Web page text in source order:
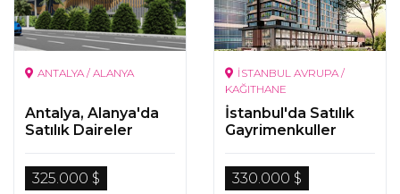
ANTALYA / ALANYA
Antalya, Alanya'da
Satılık Daireler
325.000 $
İSTANBUL AVRUPA /
KAĞITHANE
İstanbul'da Satılık
Gayrimenkuller
330.000 $